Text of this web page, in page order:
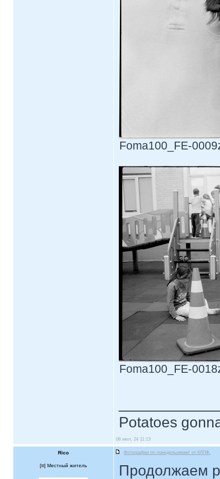
Foma100_FE-
Foma100_FE-
Potatoes
08 июл, 24 11:13
Rico Фотографии по понедельникам! от КЛПФ.
[ ] Местный житель Продолжаем